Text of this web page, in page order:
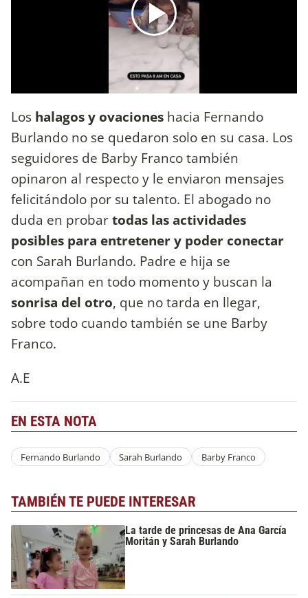
Los halagos y ovaciones hacia Fernando
Burlando no se quedaron solo en su casa. Los
seguidores de Barby Franco también
opinaron al respecto y le enviaron mensajes
felicitándolo por su talento. El abogado no
duda en probartodas las actividades
posibles para entretener y poder conectar
con Sarah Burlando. Padre e hija se
acompañan en todo momento y buscan la
sonrisa del otro, que no tarda en llegar,
sobre todo cuando también se une Barby
Franco.
A.E
EN ESTA NOTA
Fernando Burlando Sarah Burlando Barby Franco
TAMBIÉN TE PUEDE INTERESAR
La tarde de princesas de Ana García
Moritán y Sarah Burlando